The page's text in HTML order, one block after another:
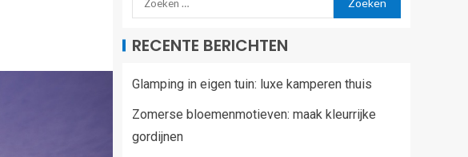
RECENTE BERICHTEN
Glamping in eigen tuin: luxe kamperen thuis
Zomerse bloemenmotieven: maak kleurrijke
gordijnen